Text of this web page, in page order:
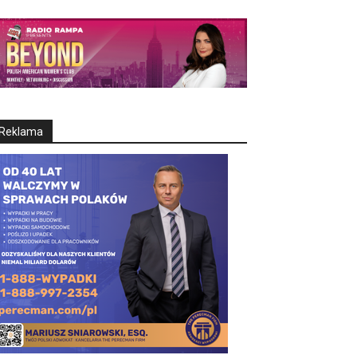
Reklama